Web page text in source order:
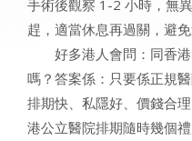
手術後觀察 1-2 小時，無
趕，適當休息再過關，避免
好多港人會問：同香
嗎？答案係：只要係正規
排期快、私隱好、價錢合
港公立醫院排期隨時幾個